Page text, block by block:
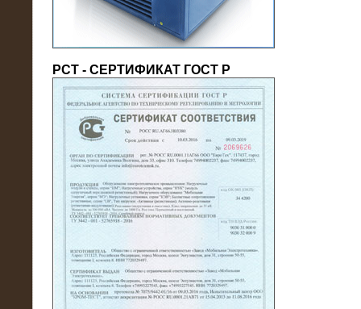
21.08.2016
На производственное предприятие
модули 20 МВт (0,4 кВ)
РСТ - СЕРТИФИКАТ ГОСТ Р